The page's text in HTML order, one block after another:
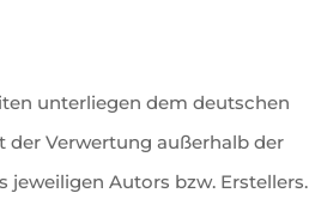
unterliegen dem deutschen
der Verwertung außerhalb der
Autors bzw. Erstellers.